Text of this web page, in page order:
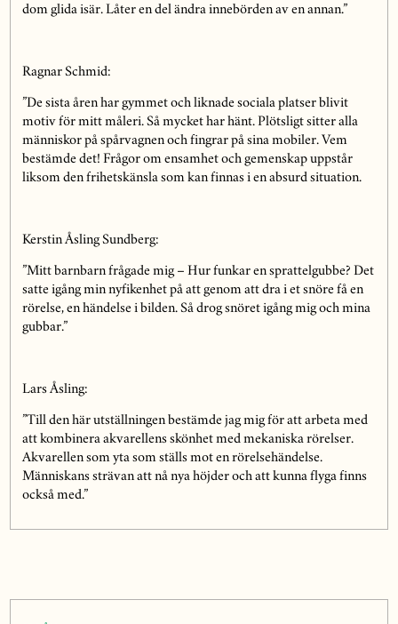
dom glida isär. Låter en del ändra innebörden av en annan.”
Ragnar Schmid:
”De sista åren har gymmet och liknade sociala platser blivit
motiv för mitt måleri. Så mycket har hänt. Plötsligt sitter alla
människor på spårvagnen och fingrar på sina mobiler. Vem
bestämde det! Frågor om ensamhet och gemenskap uppstår
liksom den frihetskänsla som kan finnas i en absurd situation.
KerstinÅsling Sundberg:
”Mitt barnbarn frågade mig – Hur funkar en sprattelgubbe? Det
satte igång min nyfikenhet på att genom att dra i et snöre få en
rörelse, en händelse i bilden. Så drog snöret igång mig och mina
gubbar.”
Lars Åsling:
”Till den här utställningen bestämde jagmig för att arbeta med
att kombinera akvarellens skönhet med mekaniska rörelser.
Akvarellen som yta som ställs mot en rörelsehändelse.
Människans strävan att nå nya höjder och att kunna flyga finns
också med.”